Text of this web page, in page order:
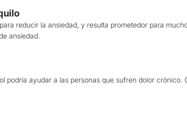
reducir la ansiedad, y resulta prometedor para
ansiedad.
podría ayudar a las personas que sufren dolor